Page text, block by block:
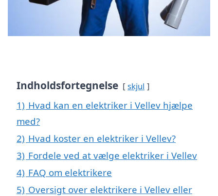
Indholdsfortegnelse skjul
1) Hvad kan en elektriker i Vellev hjælpe
med?
2) Hvad koster en elektriker i Vellev?
3) Fordele ved at vælge elektriker i Vellev
4) FAQ om elektrikere
5) Oversigt over elektrikere i Vellev eller